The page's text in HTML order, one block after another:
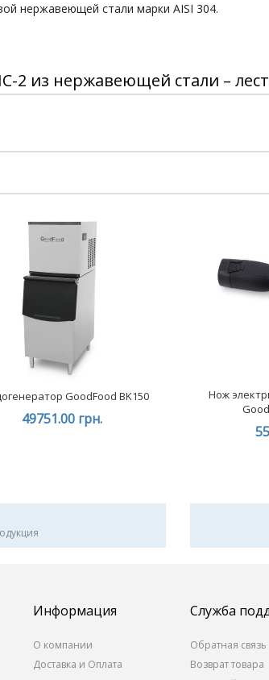
нержавеющей стали марки АISI 304.
2 из нержавеющей стали –
GoodFood BK150
49751.00 грн.
Нож
Информация
О компании
Доставка и Оплата
Служба
Обратная связь
Возврат товара